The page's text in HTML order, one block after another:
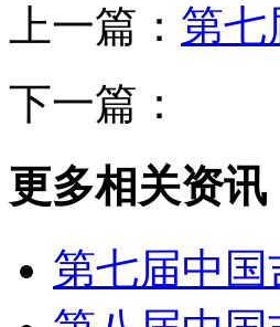
上一篇： 第七
下一篇：
更多相关资讯
第七届中